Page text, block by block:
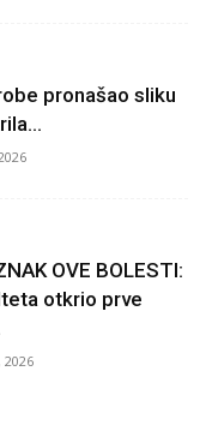
pronašao sliku
OVE BOLESTI:
otkrio prve
2026